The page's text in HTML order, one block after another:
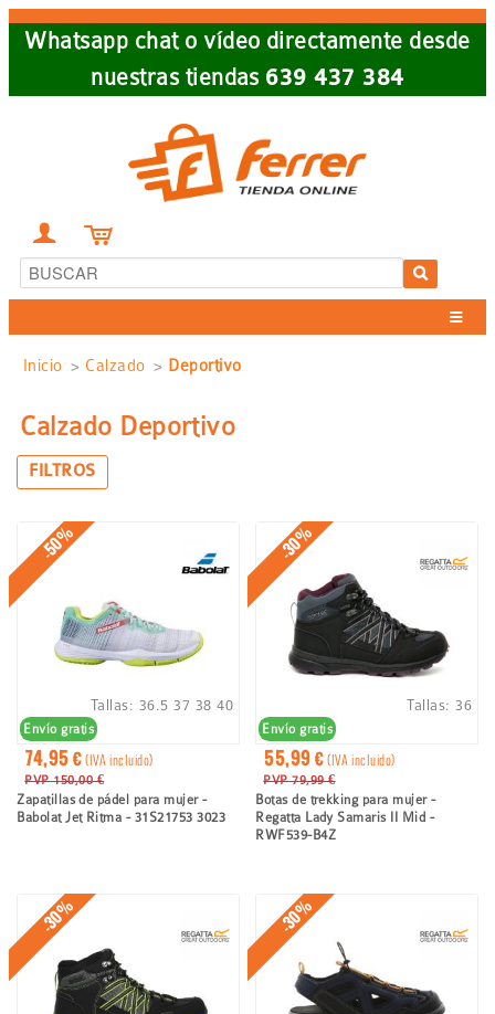
Skip
Whatsapp chat o vídeo directamente desde
nuestras tiendas 639 437 384
 
Sobrescribir
enlaces
de
ayuda
la
navegación
Inicio Calzado Deportivo
Calzado Deportivo
FILTROS
Envío gratis
-50%
74,95 €(IVA incluido)
PVP 150,00 €
Zapatillas de pádel para mujer -
Babolat Jet Ritma - 31S21753 3023
Tallas: 36.5 37 38 40
Envío gratis
-30%
55,99 €(IVA incluido)
PVP 79,99 €
Botas de trekking para mujer -
Regatta Lady Samaris II Mid -
RWF539-B4Z
Tallas:36
-30% -30%